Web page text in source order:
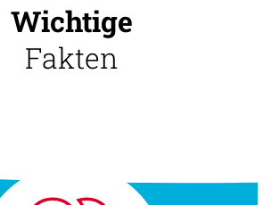
Wichtige
Fakten